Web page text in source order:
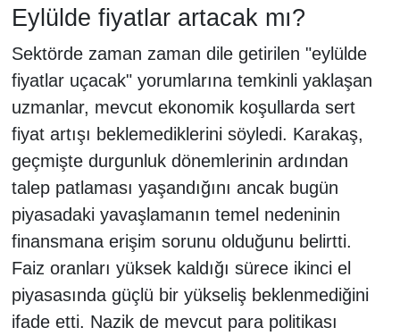
Eylülde fiyatlar artacak mı?
Sektörde zaman zaman dile getirilen "eylülde
fiyatlar uçacak" yorumlarına temkinli yaklaşan
uzmanlar, mevcut ekonomik koşullarda sert
fiyat artışı beklemediklerini söyledi. Karakaş,
geçmişte durgunluk dönemlerinin ardından
talep patlaması yaşandığını ancak bugün
piyasadaki yavaşlamanın temel nedeninin
finansmana erişim sorunu olduğunu belirtti.
Faiz oranları yüksek kaldığı sürece ikinci el
piyasasında güçlü bir yükseliş beklenmediğini
ifade etti. Nazik de mevcut para politikası